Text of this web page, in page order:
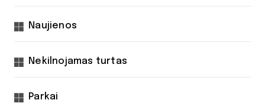
Naujienos
Nekilnojamas turtas
Parkai